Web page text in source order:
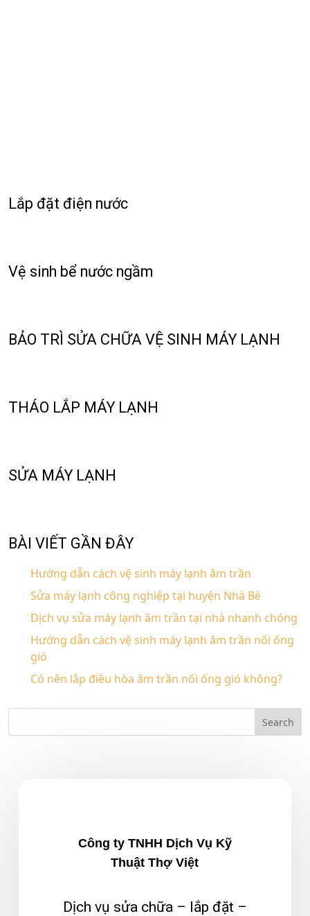
Lắp đặt điện nước
Vệ sinh bể nước ngầm
BẢO TRÌ SỬA CHỮA VỆ SINH MÁY LẠNH
THÁO LẮP MÁY LẠNH
SỬA MÁY LẠNH
BÀI VIẾT GẦN ĐÂY
Hướng dẫn cách vệ sinh máy lạnh âm trần
Sửa máy lạnh công nghiệp tại huyện Nhà Bè
Dịch vụ sửa máy lạnh âm trần tại nhà nhanh chóng
Hướng dẫn cách vệ sinh máy lạnh âm trần nối ống
gió
Có nên lắp điều hòa âm trần nối ống gió không?
Công ty TNHH Dịch Vụ Kỹ
Thuật Thợ Việt
Dịch vụ sửa chữa – lắp đặt –